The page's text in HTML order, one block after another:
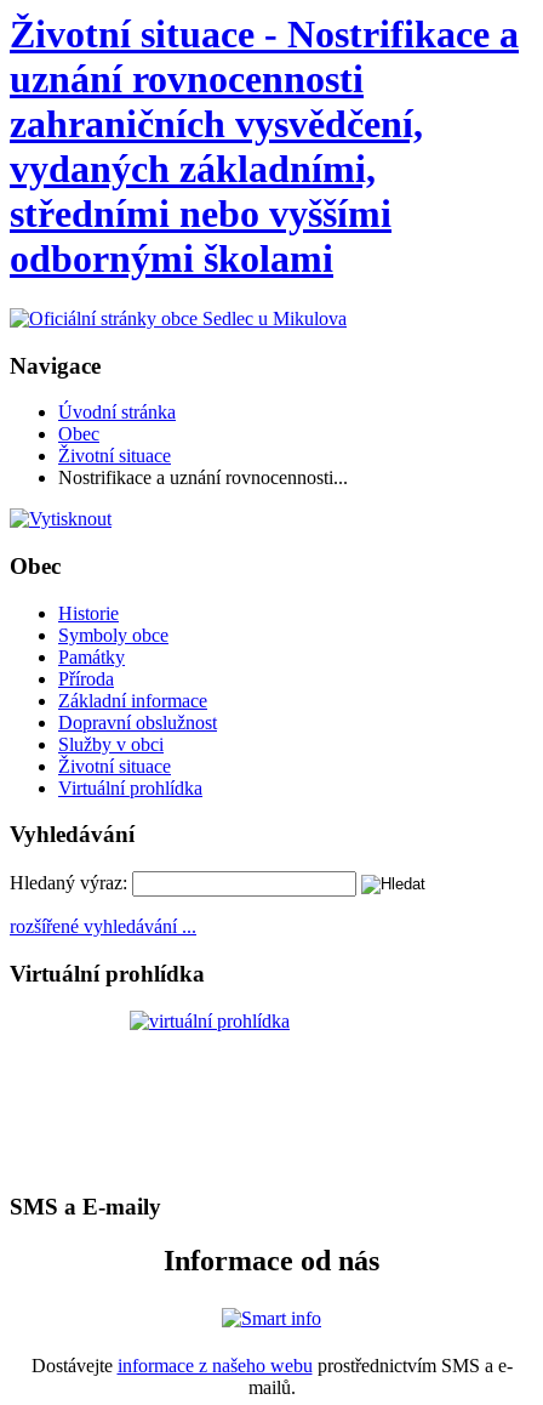
Životní situace - Nostrifikace a
uznání rovnocennosti
zahraničních vysvědčení,
vydaných základními,
středními nebo vyššími
odbornými školami
Navigace
Úvodní stránka
Obec
Životní situace
Nostrifikace a uznání rovnocennosti...
Obec
Historie
Symboly obce
Památky
Příroda
Základní informace
Dopravní obslužnost
Služby v obci
Životní situace
Virtuální prohlídka
Vyhledávání
Hledaný výraz:
rozšířené vyhledávání ...
Virtuální prohlídka
SMS a E-maily
Informace od nás
Dostávejte informace z našeho webu prostřednictvím SMS a e-
mailů.